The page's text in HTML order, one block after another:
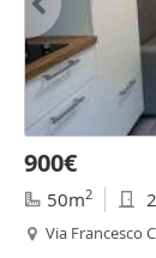
900€
50m2
Via Francesco